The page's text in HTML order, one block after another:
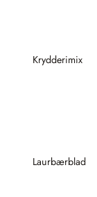
Krydderimix
Laurbærblad